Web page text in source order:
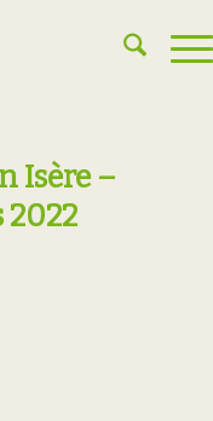
Isère –
2022